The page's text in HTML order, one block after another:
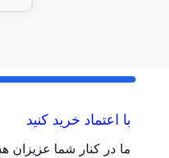
با اعتماد خرید کنید
ما در کنار شما عزیزان